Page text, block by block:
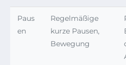
Paus
en
Regelmäßige
kurze Pausen,
Bewegung